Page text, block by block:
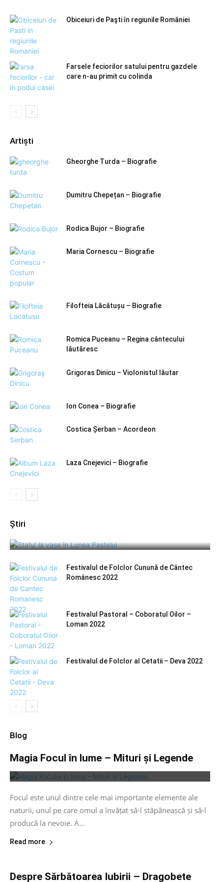
Obiceiuri de Paşti în regiunile României
Farsele feciorilor satului pentru gazdele
care n-au primit cu colinda
Artiști
Gheorghe Turda – Biografie
Dumitru Chepețan – Biografie
Rodica Bujor – Biografie
Maria Cornescu – Biografie
Filofteia Lăcătușu – Biografie
Romica Puceanu – Regina cântecului
lăutăresc
Grigoras Dinicu – Violonistul lăutar
Ion Conea – Biografie
Costica Șerban – Acordeon
Laza Cnejevici – Biografie
Știri
Festivalul de Folclor Cunună de Cântec
Românesc 2022
Festivalul Pastoral – Coboratul Oilor –
Loman 2022
Festivalul de Folclor al Cetatii – Deva 2022
Blog
Magia Focul în lume – Mituri și Legende
Focul este unul dintre cele mai importante elemente ale
naturii, unul pe care omul a învățat să-l stăpânească și să-l
producă la nevoie. A...
Read more
Despre Sărbătoarea Iubirii – Dragobete